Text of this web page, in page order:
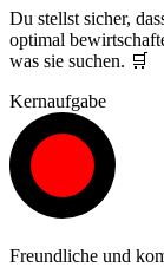
Du stellst sicher,
optimal
was sie suchen. 🛒
Kernaufgabe
Freundliche und